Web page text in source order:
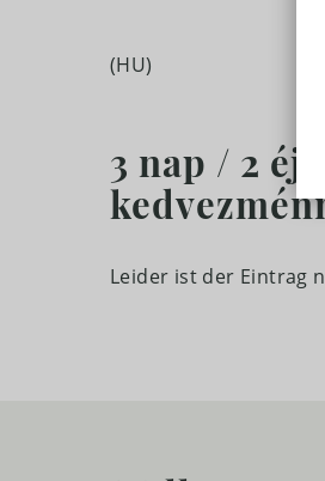
(HU)
3 nap / 2 éj
Leider ist der Eintrag
PROGRAMME
SPEZIELLE ANGEBOTE
KONTAKT